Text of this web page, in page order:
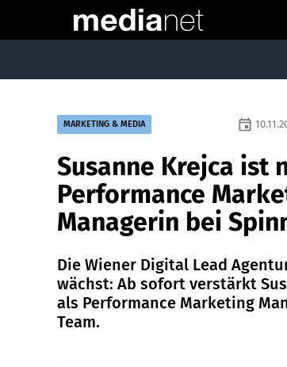
MARKETING & MEDIA event
Susanne Krejca ist
Performance
Managerin bei
Die Wiener Digital Lead
wächst: Ab sofort verstärkt
als Performance Marketing
Team.